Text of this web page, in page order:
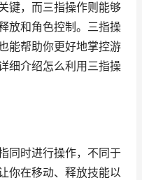
键，而三指操作则能够
放和角色控制。三指操
能帮助你更好地掌控游
细介绍怎么利用三指操
同时进行操作，不同于
你在移动、释放技能以